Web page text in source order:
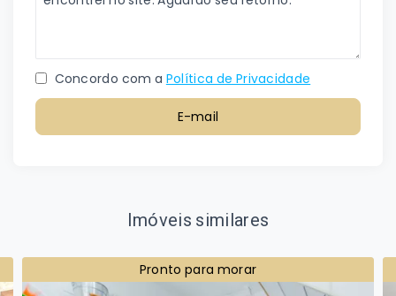
Concordo com a Política de Privacidade
E-mail
Imóveis similares
Pronto para morar